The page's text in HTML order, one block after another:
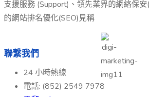
支援服務 (Support)、領先業界的網絡保
的網站排名優化(SEO)見稱
聯繫我們
24 小時熱線
電話: (852) 2549 7978